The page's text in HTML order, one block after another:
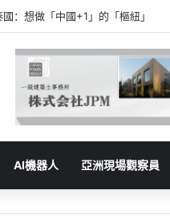
：想做「中國+1」的「樞紐」
AI機器人 亞洲現場觀察員